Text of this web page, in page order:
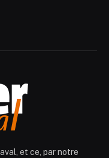
et ce, par notre